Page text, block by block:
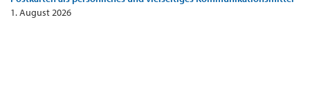
1. August 2026